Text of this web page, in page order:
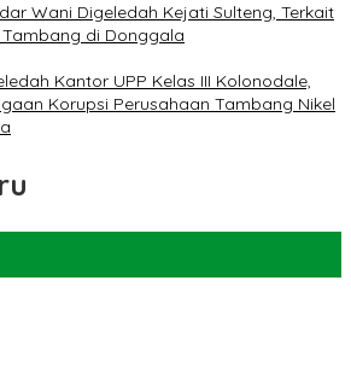
Wani Digeledah Kejati Sulteng, Terkait
di Donggala
Kantor UPP Kelas III Kolonodale,
Korupsi Perusahaan Tambang Nikel